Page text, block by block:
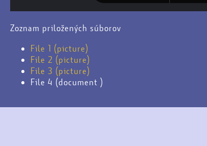
Zoznam priložených súborov
File 1 (picture)
File 2 (picture)
File 3 (picture)
File 4 (document )